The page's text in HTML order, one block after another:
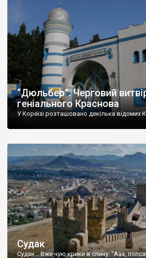
“Дюльбер”. Черговий
геніального Краснова
У Кореїзі розташовано декілька відомих
Судак
Судак... Вже чую крики в спину: "Ааа,